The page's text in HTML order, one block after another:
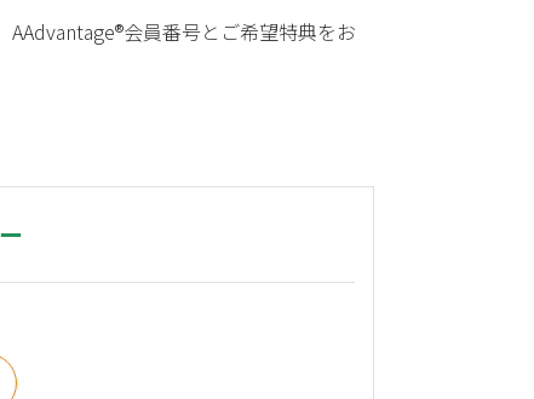
会員番号とご希望特典をお